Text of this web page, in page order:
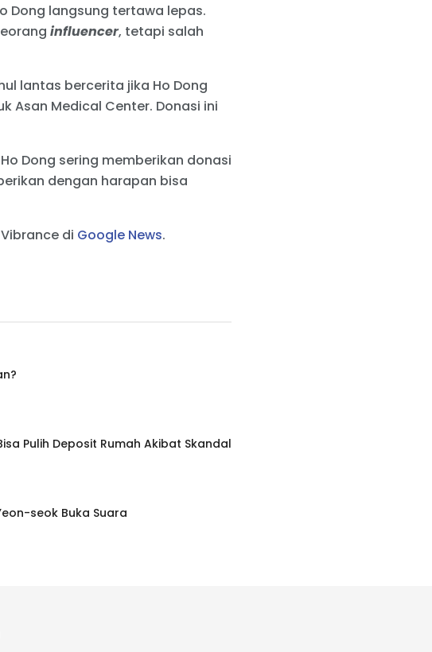
Dong langsung tertawa lepas.
influencer, tetapi salah
lantas bercerita jika Ho Dong
Asan Medical Center. Donasi ini
Dong sering memberikan donasi
dengan harapan bisa
di Google News.
Pulih Deposit Rumah Akibat Skandal
seok Buka Suara